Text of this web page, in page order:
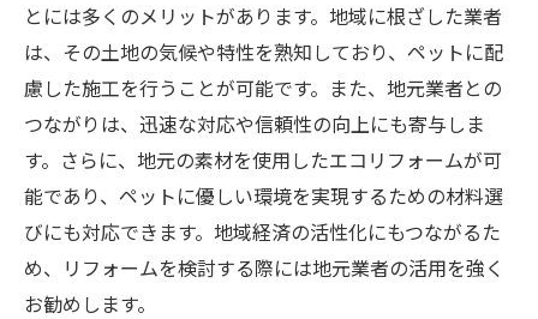
とには多くのメリットがあります。地域に根ざした業者
は、その土地の気候や特性を熟知しており、ペットに配
慮した施工を行うことが可能です。また、地元業者との
つながりは、迅速な対応や信頼性の向上にも寄与しま
す。さらに、地元の素材を使用したエコリフォームが可
能であり、ペットに優しい環境を実現するための材料選
びにも対応できます。地域経済の活性化にもつながるた
め、リフォームを検討する際には地元業者の活用を強く
お勧めします。